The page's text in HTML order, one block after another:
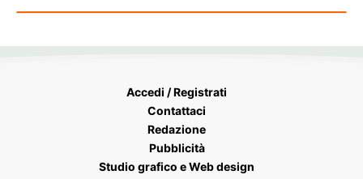
Accedi / Registrati
Contattaci
Redazione
Pubblicità
Studio grafico e Web design